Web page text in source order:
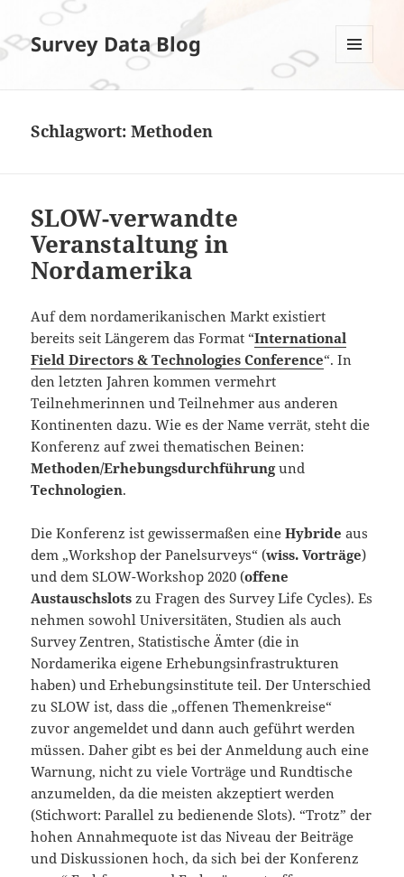
Survey Data Blog
Schlagwort:Methoden
SLOW-verwandte
Veranstaltung in
Nordamerika
Auf dem nordamerikanischen Markt existiert
bereits seit Längerem das Format “International
Field Directors & Technologies Conference“. In
den letzten Jahren kommen vermehrt
Teilnehmerinnen und Teilnehmer aus anderen
Kontinenten dazu. Wie es der Name verrät, steht die
Konferenz auf zwei thematischen Beinen:
Methoden/Erhebungsdurchführungund
Technologien.
Die Konferenz ist gewissermaßen eineHybride aus
dem „Workshop der Panelsurveys“ (wiss. Vorträge)
und dem SLOW-Workshop 2020 (offene
Austauschslots zu Fragen des Survey Life Cycles). Es
nehmen sowohl Universitäten, Studien als auch
Survey Zentren, Statistische Ämter (die in
Nordamerika eigene Erhebungsinfrastrukturen
haben) und Erhebungsinstitute teil. Der Unterschied
zu SLOW ist, dass die „offenen Themenkreise“
zuvor angemeldet und dann auch geführt werden
müssen. Daher gibt es bei der Anmeldung auch eine
Warnung, nicht zu viele Vorträge und Rundtische
anzumelden, da die meisten akzeptiert werden
(Stichwort: Parallel zu bedienende Slots). “Trotz” der
hohen Annahmequote ist das Niveau der Beiträge
und Diskussionen hoch, da sich bei der Konferenz